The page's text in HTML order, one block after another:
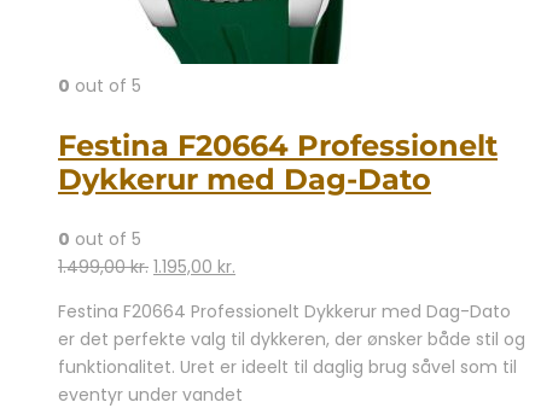
0 out of 5
Festina F20664 Professionelt
Dykkerur med Dag-Dato
0 out of 5
1.499,00kr. Den
pris
var:
1.499,00 kr..
1.195,00 kr.
pris
er:
1.195,00 kr..
Festina F20664 Professionelt Dykkerur med Dag-Dato
er det perfekte valg til dykkeren, der ønsker både stil og
funktionalitet. Uret er ideelt til daglig brug såvel som til
eventyr under vandet